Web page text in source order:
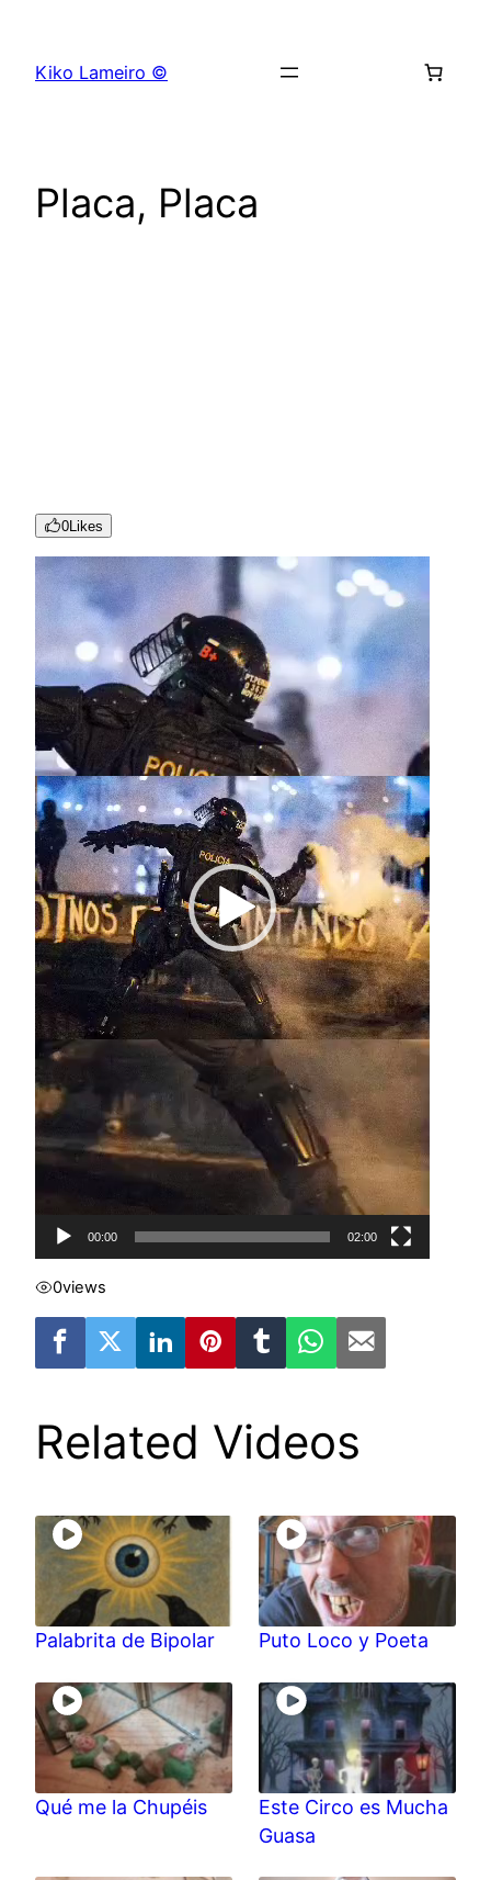
contenido
Kiko Lameiro ©
Placa, Placa
0Likes
Reproductor
vídeo
00:00 02:00
0views
Related Videos
Palabrita de Bipolar Puto Loco y Poeta
Qué me la Chupéis
Este Circo es Mucha
Guasa